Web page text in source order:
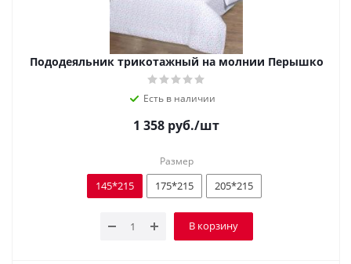
Пододеяльник трикотажный на молнии Перышко
Есть в наличии
1 358 руб./шт
Размер
145*215 175*215 205*215
В корзину